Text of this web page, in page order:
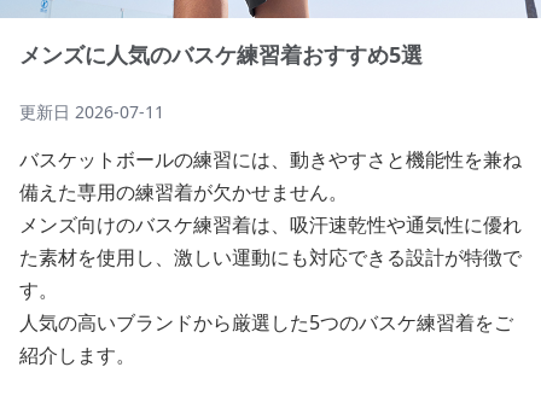
メンズに人気のバスケ練習着おすすめ5選
更新日 2026-07-11
バスケットボールの練習には、動きやすさと機能性を兼ね
備えた専用の練習着が欠かせません。
メンズ向けのバスケ練習着は、吸汗速乾性や通気性に優れ
た素材を使用し、激しい運動にも対応できる設計が特徴で
す。
人気の高いブランドから厳選した5つのバスケ練習着をご
紹介します。